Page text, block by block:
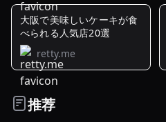
大阪で美味しいケーキが食
べられる人気店20選
retty.me
推荐